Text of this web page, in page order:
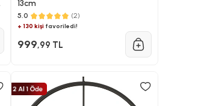
13cm
5.0 (2)
+ 130 kişi favoriledi!
999,99 TL